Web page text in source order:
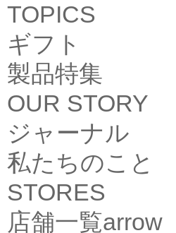
TOPICS
ギフト
製品特集
OUR STORY
ジャーナル
私たちのこと
STORES
店舗一覧